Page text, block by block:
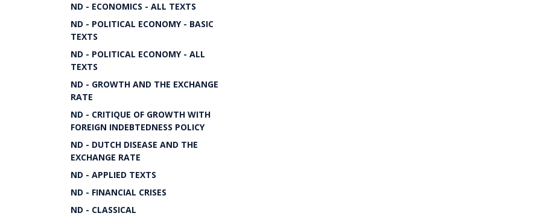
ND - ECONOMICS - ALL TEXTS
ND - POLITICAL ECONOMY - BASIC
TEXTS
ND - POLITICAL ECONOMY - ALL
TEXTS
ND - GROWTH AND THE EXCHANGE
RATE
ND - CRITIQUE OF GROWTH WITH
FOREIGN INDEBTEDNESS POLICY
ND - DUTCH DISEASE AND THE
EXCHANGE RATE
ND - APPLIED TEXTS
ND - FINANCIAL CRISES
ND - CLASSICAL